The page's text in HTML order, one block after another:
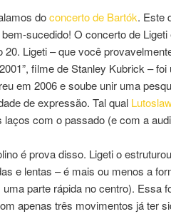
doconcerto de Bartók. Este
sucedido! O concerto de
Ligeti – que você
filme de Stanley Kubrick –
em 2006 e soube unir uma
de expressão. Tal qual
com o passado (e com a
é prova disso. Ligeti o
e lentas – é mais ou menos a
parte rápida no centro). Essa
apenas três movimentos já ter